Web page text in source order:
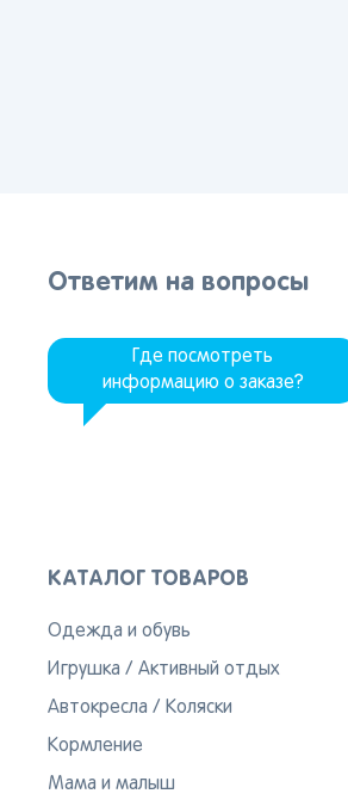
Ответим на вопросы
Где посмотреть
информацию о заказе?
КАТАЛОГ ТОВАРОВ
Одежда и обувь
Игрушка / Активный отдых
Автокресла / Коляски
Кормление
Мама и малыш